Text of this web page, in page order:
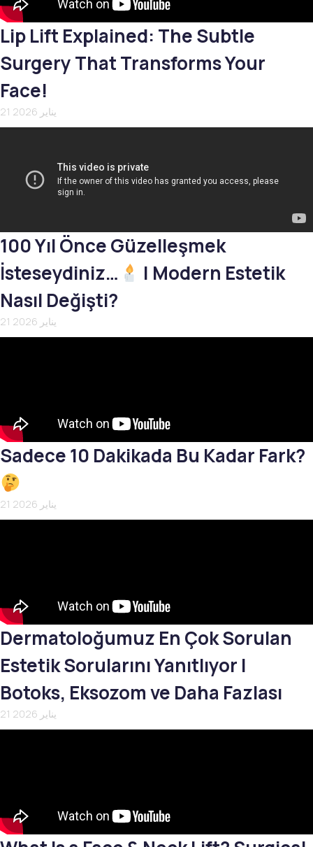
Lip Lift Explained: The Subtle
Surgery That Transforms Your
Face!
21 يناير 2026
100 Yıl Önce Güzelleşmek
İsteseydiniz…
| Modern Estetik
Nasıl Değişti?
21 يناير 2026
Sadece 10 Dakikada Bu Kadar Fark?
21 يناير 2026
Dermatoloğumuz En Çok Sorulan
Estetik Sorularını Yanıtlıyor |
Botoks, Eksozom ve Daha Fazlası
21 يناير 2026